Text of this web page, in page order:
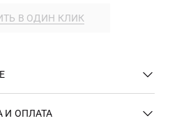
В ОДИН КЛИК
И ОПЛАТА